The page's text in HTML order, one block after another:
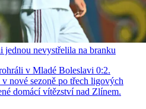
jednou nevystřelila na branku
v Mladé Boleslavi 0:2.
nové sezoně po třech ligových
domácí vítězství nad Zlínem.